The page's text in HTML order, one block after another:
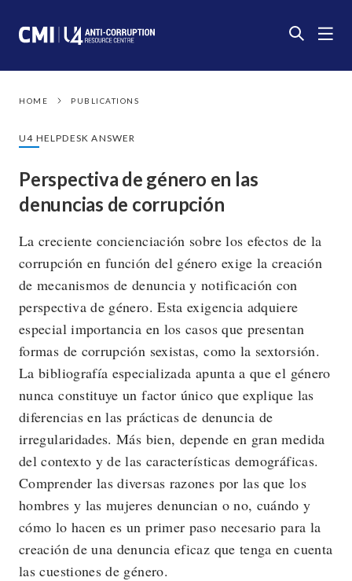
HOME PUBLICATIONS
U4 HELPDESK ANSWER
Perspectiva de género en las
denuncias de corrupción
La creciente concienciación sobre los efectos de la
corrupción en función del género exige la creación
de mecanismos de denuncia y notificación con
perspectiva de género. Esta exigencia adquiere
especial importancia en los casos que presentan
formas de corrupción sexistas, como la sextorsión.
La bibliografía especializada apunta a que el género
nunca constituye un factor único que explique las
diferencias en las prácticas de denuncia de
irregularidades. Más bien, depende en gran medida
del contexto y de las características demográficas.
Comprender las diversas razones por las que los
hombres y las mujeres denuncian o no, cuándo y
cómo lo hacen es un primer paso necesario para la
creación de una denuncia eficaz que tenga en cuenta
las cuestiones de género.